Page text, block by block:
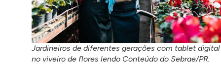
Jardineiros de diferentes gerações com tablet digital
no viveiro de flores lendo Conteúdo do Sebrae/PR.